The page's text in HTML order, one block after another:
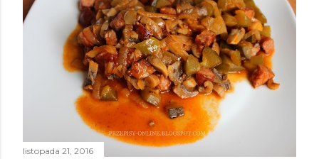
listopada 21, 2016